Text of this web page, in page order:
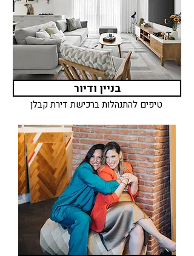
בניין ודיור
טיפים להתנהלות ברכישת דירת קבלן